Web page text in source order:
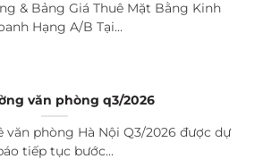
& Bảng Giá Thuê Mặt Bằng Kinh
Hạng A/B Tại...
văn phòng q3/2026
phòng Hà Nội Q3/2026 được dự
tiếp tục bước...